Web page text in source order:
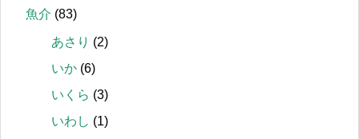
魚介 (83)
あさり (2)
いか (6)
いくら (3)
いわし (1)